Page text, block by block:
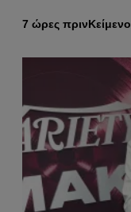
7 ώρες πρινΚείμενο